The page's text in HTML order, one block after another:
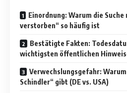
Einordnung: Warum die
verstorben“ so häufig ist
Bestätigte Fakten:
wichtigsten öffentlichen
Verwechslungsgefahr:
Schindler“ gibt (DE vs. USA)